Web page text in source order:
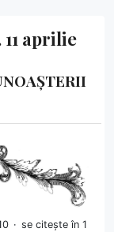
aprilie
se citește în 1